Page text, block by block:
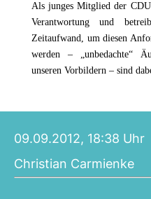
Alsjunges Mitglied der CDU
Verantwortung und
Zeitaufwand, um diesen
werden – „unbedachte“
unseren Vorbildern – sind
09.09.2012, 18:38 Uhr
Christian Carmienke